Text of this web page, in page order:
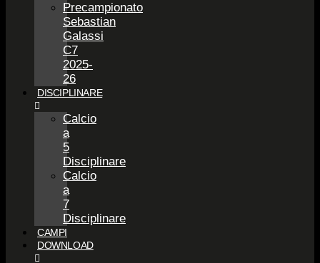
Precampionato
Sebastian
Galassi
C7
2025-
26
DISCIPLINARE
Calcio
a
5
Disciplinare
Calcio
a
7
Disciplinare
CAMPI
DOWNLOAD